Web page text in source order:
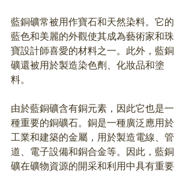
藍銅礦常被用作寶石和天然染料。它的
藍色和美麗的外觀使其成為藝術家和珠
寶設計師喜愛的材料之一。此外，藍銅
礦還被用於製造染色劑、化妝品和塗
料。
由於藍銅礦含有銅元素，因此它也是一
種重要的銅礦石。銅是一種廣泛應用於
工業和建築的金屬，用於製造電線、管
道、電子設備和銅合金等。因此，藍銅
礦在礦物資源的開采和利用中具有重要